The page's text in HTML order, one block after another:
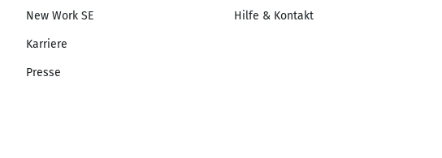
New Work SE
Karriere
Presse
Hilfe & Kontakt